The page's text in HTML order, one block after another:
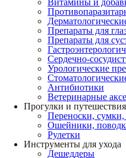
Витамины и
Препараты для
Препараты для
Сердечно-
Урологические
Антибиотики
Ветеринарные
Прогулки и путешествия
Переноски, сумки,
Ошейники,
Рулетки
Инструменты для ухода
Дешеддеры